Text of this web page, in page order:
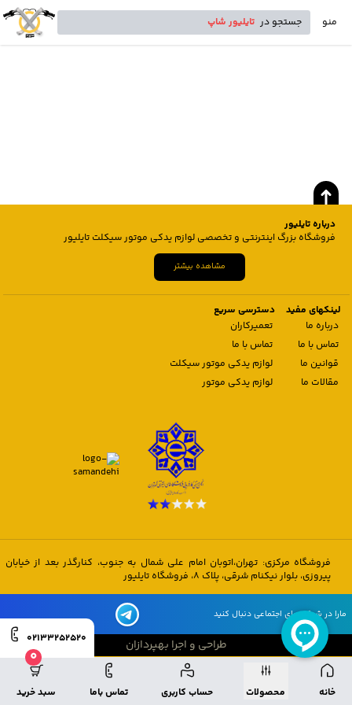
منو جستجو در تایلیور شاپ
خانه محصولات حساب کاربری تماس باما
0
سبد خرید
02133252520
درباره تایلیور
فروشگاه بزرگ اینترنتی و تخصصی لوازم یدکی موتور سیکلت تایلیور
مشاهده بیشتر
لینکهای مفید
درباره ما
تماس با ما
قوانین ما
مقالات ما
دسترسی سریع
تعمیرکاران
تماس با ما
لوازم یدکی موتور سیکلت
لوازم یدکی موتور
فروشگاه مرکزی: تهران،اتوبان امام علی شمال به جنوب، کنارگذر بعد از خیابان
پیروزی، بلوار نیکنام شرقی، پلاک 8، فروشگاه تایلیور
مارا در شبکه های اجتماعی دنبال کنید
طراحی و اجرا بهپردازان
طراحی و اجرا بهپردازان